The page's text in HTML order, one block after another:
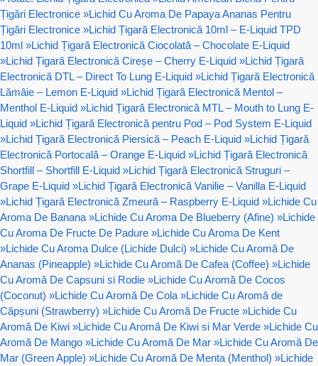
Țigări Electronice »Lichid Cu Aroma De Papaya Ananas Pentru
Țigări Electronice »Lichid Țigară Electronică 10ml – E-Liquid TPD
10ml »Lichid Țigară Electronică Ciocolată – Chocolate E-Liquid
»Lichid Țigară Electronică Cireșe – Cherry E-Liquid »Lichid Țigară
Electronică DTL – Direct To Lung E-Liquid »Lichid Țigară Electronică
Lămâie – Lemon E-Liquid »Lichid Țigară Electronică Mentol –
Menthol E-Liquid »Lichid Țigară Electronică MTL – Mouth to Lung E-
Liquid »Lichid Țigară Electronică pentru Pod – Pod System E-Liquid
»Lichid Țigară Electronică Piersică – Peach E-Liquid »Lichid Țigară
Electronică Portocală – Orange E-Liquid »Lichid Țigară Electronică
Shortfill – Shortfill E-Liquid »Lichid Țigară Electronică Struguri –
Grape E-Liquid »Lichid Țigară Electronică Vanilie – Vanilla E-Liquid
»Lichid Țigară Electronică Zmeură – Raspberry E-Liquid »Lichide Cu
Aroma De Banana »Lichide Cu Aroma De Blueberry (Afine) »Lichide
Cu Aroma De Fructe De Padure »Lichide Cu Aroma De Kent
»Lichide Cu Aroma Dulce (Lichide Dulci) »Lichide Cu Aromă De
Ananas (Pineapple) »Lichide Cu Aromă De Cafea (Coffee) »Lichide
Cu Aromă De Capsuni si Rodie »Lichide Cu Aromă De Cocos
(Coconut) »Lichide Cu Aromă De Cola »Lichide Cu Aromă de
Căpșuni (Strawberry) »Lichide Cu Aromă De Fructe »Lichide Cu
Aromă De Kiwi »Lichide Cu Aromă De Kiwi si Mar Verde »Lichide Cu
Aromă De Mango »Lichide Cu Aromă De Mar »Lichide Cu Aromă De
Mar (Green Apple) »Lichide Cu Aromă De Menta (Menthol) »Lichide